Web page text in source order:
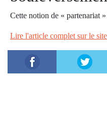
Cette notion de « partenariat
Lire l'article complet sur le